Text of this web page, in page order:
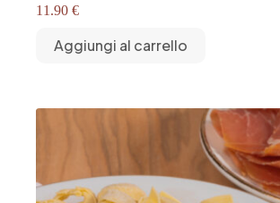
11.90 €
Aggiungi al carrello